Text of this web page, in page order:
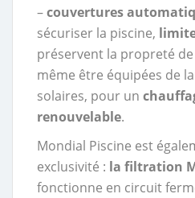
–couvertures
sécuriser la piscine,
préservent la propreté de
même être équipées de
solaires, pour un
renouvelable.
Mondial Piscine est
exclusivité : la filtration
fonctionne en circuit